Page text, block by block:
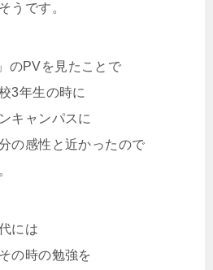
うです。
のPVを見たことで
3年生の時に
キャンパスに
の感性と近かったので
には
の時の勉強を